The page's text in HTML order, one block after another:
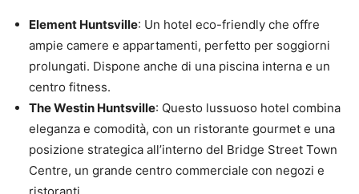
Element Huntsville: Un hotel eco-friendly che offre
ampie camere e appartamenti, perfetto per soggiorni
prolungati. Dispone anche di una piscina interna e un
centro fitness.
The Westin Huntsville: Questo lussuoso hotel combina
eleganza e comodità, con un ristorante gourmet e una
posizione strategica all’interno del Bridge Street Town
Centre, un grande centro commerciale con negozi e